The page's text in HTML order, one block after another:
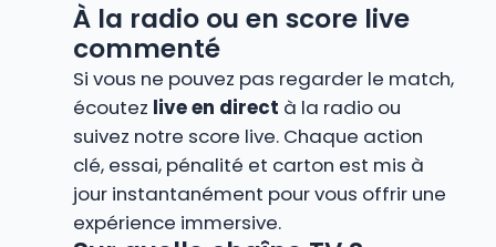
À la radio ou en score live
commenté
Si vous ne pouvez pas regarder le match,
écoutez live en direct à la radio ou
suivez notre score live. Chaque action
clé, essai, pénalité et carton est mis à
jour instantanément pour vous offrir une
expérience immersive.